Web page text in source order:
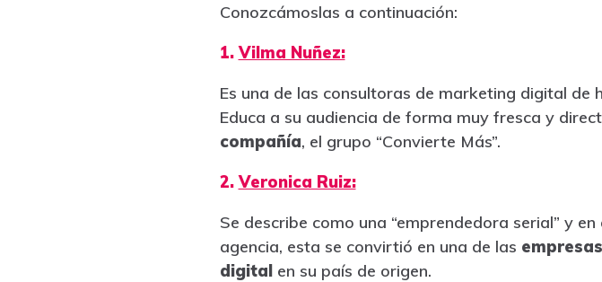
Conozcámoslas a continuación:
1.Vilma Nuñez:
Es una de las consultoras de marketing digital de
Educa a su audiencia de forma muy fresca y
compañía, el grupo “Convierte Más”.
2.Veronica Ruiz:
Se describe como una “emprendedora serial” y
agencia, esta se convirtió en una de las
digital en su país de origen.